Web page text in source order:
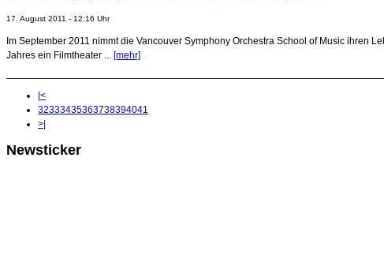
17. August 2011 - 12:16 Uhr
Im September 2011 nimmt die Vancouver Symphony Orchestra School of Music ihren
Jahres ein Filmtheater ... [mehr]
|<
32333435363738394041
>|
Newsticker